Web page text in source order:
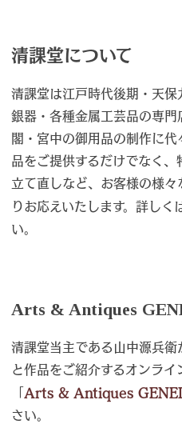
清課堂について
清課堂は江戸時代後期・天保
銀器・各種金属工芸品の専門
閣・宮中の御用品の制作に
品をご提供するだけでなく
立て直しなど、お客様の様
りお応えいたします。詳しく
い。
Arts & Antiques
清課堂当主である山中源兵
と作品をご紹介するオンライ
Arts & Antiques GENEI
さい。